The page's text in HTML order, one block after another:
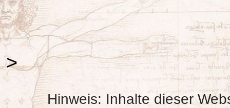
>
Hinweis: Inhalte dieser